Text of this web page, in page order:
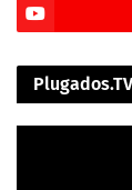
Plugados.TV